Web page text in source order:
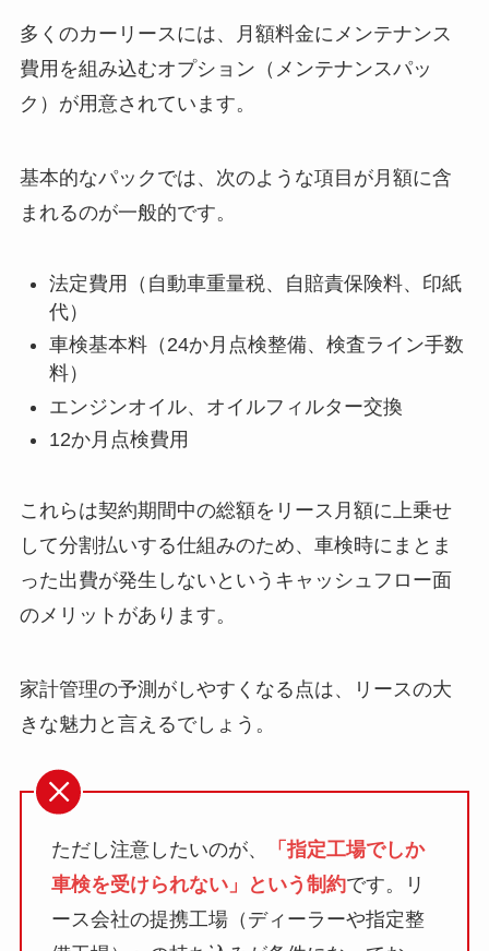
多くのカーリースには、月額料金にメンテナンス
費用を組み込むオプション（メンテナンスパッ
ク）が用意されています。
基本的なパックでは、次のような項目が月額に含
まれるのが一般的です。
法定費用（自動車重量税、自賠責保険料、印紙
代）
車検基本料（24か月点検整備、検査ライン手数
料）
エンジンオイル、オイルフィルター交換
12か月点検費用
これらは契約期間中の総額をリース月額に上乗せ
して分割払いする仕組みのため、車検時にまとま
った出費が発生しないというキャッシュフロー面
のメリットがあります。
家計管理の予測がしやすくなる点は、リースの大
きな魅力と言えるでしょう。
ただし注意したいのが、
「指定工場でしか
車検を受けられない」という制約です。リ
ース会社の提携工場（ディーラーや指定整